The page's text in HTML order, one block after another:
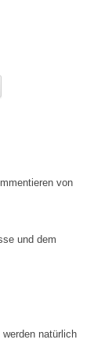
von
und dem
natürlich